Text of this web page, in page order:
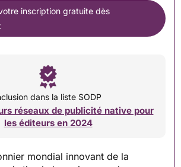
inscription gratuite dès
dans la liste SODP
réseaux de publicité native pour
les éditeurs en 2024
mondial innovant de la